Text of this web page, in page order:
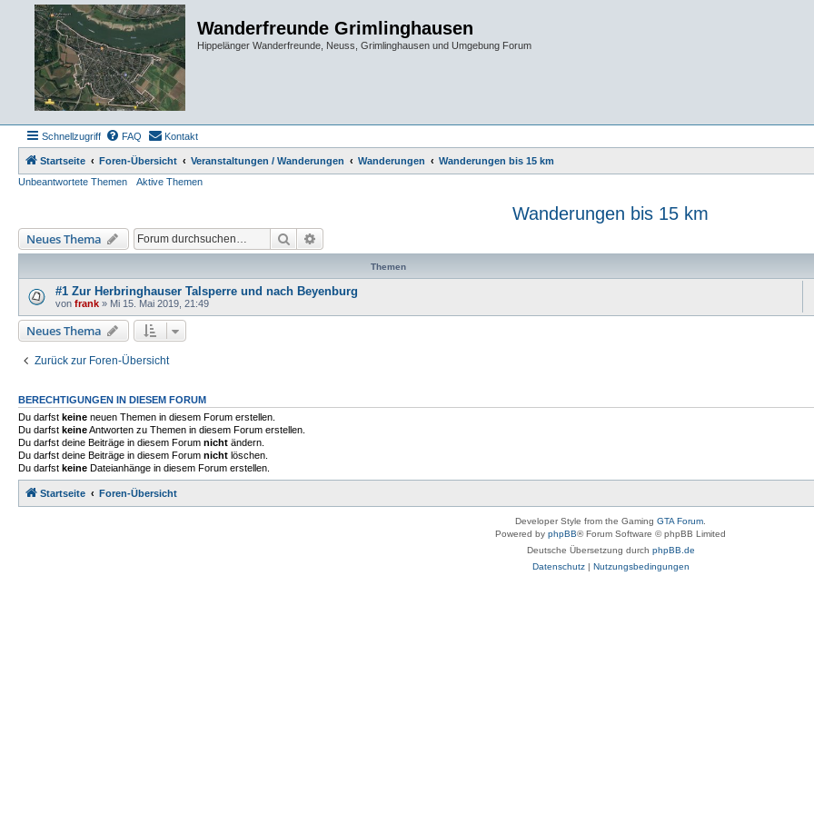
Wanderfreunde Grimlinghausen
Hippelänger Wanderfreunde, Neuss, Grimlinghausen und Umgebung Forum
Schnellzugriff FAQ Kontakt
Startseite Foren-Übersicht Veranstaltungen / Wanderungen Wanderungen
Wanderungen bis 15 km
Unbeantwortete Themen
Aktive Themen
Wanderungen bis 15 km
Neues Thema Suche
Themen
#1 Zur Herbringhauser Talsperre und nach Beyenburg
von frank » Mi 15. Mai 2019, 21:49
Neues Thema
Zurück zur Foren-Übersicht
BERECHTIGUNGEN IN DIESEM FORUM
Du darfst keine neuen Themen in diesem Forum erstellen.
Du darfst keineAntworten zu Themen in diesem Forum erstellen.
Du darfst deine Beiträge in diesem Forum nicht ändern.
Du darfst deine Beiträge in diesem Forum nicht löschen.
Du darfst keine Dateianhänge in diesem Forum erstellen.
Startseite Foren-Übersicht
Developer Style from the Gaming GTA Forum
Powered by phpBB® Forum Software © phpBB Limited
Deutsche Übersetzung durch phpBB.de
Datenschutz| Nutzungsbedingungen